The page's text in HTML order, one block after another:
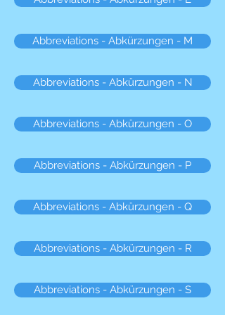
Abbreviations - Abkürzungen - M
Abbreviations - Abkürzungen - N
Abbreviations - Abkürzungen - O
Abbreviations - Abkürzungen - P
Abbreviations - Abkürzungen - Q
Abbreviations - Abkürzungen - R
Abbreviations - Abkürzungen - S